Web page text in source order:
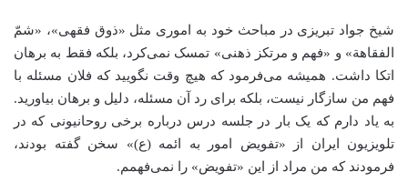
شیخ جواد تبریزی در مباحث خود به اموری مثل «ذوق فقهی»، «شمّ
الفقاهة» و «فهم و مرتکز ذهنی» تمسک نمی‌کرد، بلکه فقط به برهان
اتکا داشت. همیشه می‌فرمود که هیچ وقت نگویید که فلان مسئله با
فهم من سازگار نیست، بلکه برای رد آن مسئله، دلیل و برهان بیاورید.
به یاد دارم که یک بار در جلسه درس درباره برخی روحانیونی که در
تلویزیون ایران از «تفویض امور به ائمه (ع)» سخن گفته بودند،
فرمودند که من مراد از این «تفویض» را نمی‌فهمم.